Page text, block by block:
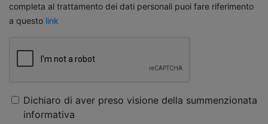
completa al trattamento dei dati personali puoi fare riferimento
a questo link
Dichiaro di aver preso visione della summenzionata
informativa